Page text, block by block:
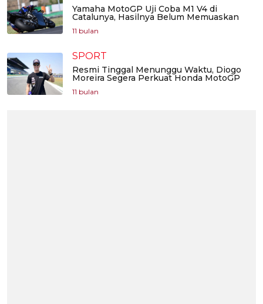
Yamaha MotoGP Uji Coba M1 V4 di
Catalunya, Hasilnya Belum Memuaskan
11 bulan
SPORT
Resmi Tinggal Menunggu Waktu, Diogo
Moreira Segera Perkuat Honda MotoGP
11 bulan